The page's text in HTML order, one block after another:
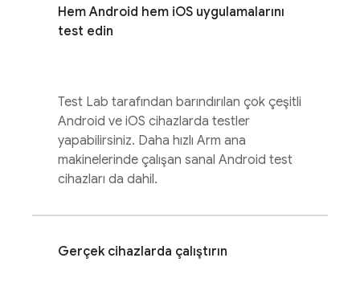
Hem Android hem iOS uygulamalarını
test edin
Test Lab tarafından barındırılan çok çeşitli
Android ve iOS cihazlarda testler
yapabilirsiniz. Daha hızlı Arm ana
makinelerinde çalışan sanal Android test
cihazları da dahil.
Gerçek cihazlarda çalıştırın